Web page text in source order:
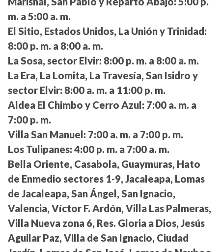
m. a 5:00 a. m.
El Sitio, Estados Unidos, La Unión y Trinidad:
8:00 p. m. a 8:00 a. m.
La Sosa, sector Elvir: 8:00 p. m. a 8:00 a. m.
La Era, La Lomita, La Travesía, San Isidro y
sector Elvir: 8:00 a. m. a 11:00 p. m.
Aldea El Chimbo y Cerro Azul: 7:00 a. m. a
7:00 p. m.
Villa San Manuel: 7:00 a. m. a 7:00 p. m.
Los Tulipanes: 4:00 p. m. a 7:00 a. m.
Bella Oriente, Casabola, Guaymuras, Hato
de Enmedio sectores 1-9, Jacaleapa, Lomas
de Jacaleapa, San Ángel, San Ignacio,
Valencia, Víctor F. Ardón, Villa Las Palmeras,
Villa Nueva zona 6, Res. Gloria a Dios, Jesús
Aguilar Paz, Villa de San Ignacio, Ciudad